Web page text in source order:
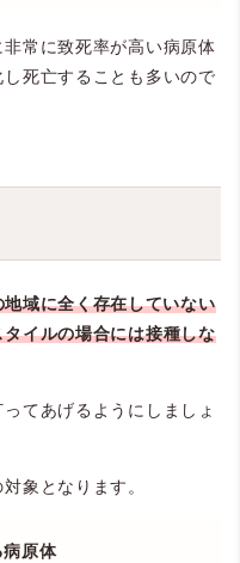
常に致死率が高い病原体
死亡することも多いので
域に全く存在していない
イルの場合には接種しな
てあげるようにしましょ
象となります。
病原体